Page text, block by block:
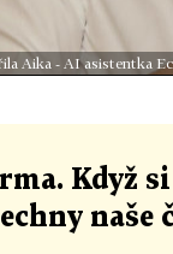
Aika - AI asistentka
Když
naše